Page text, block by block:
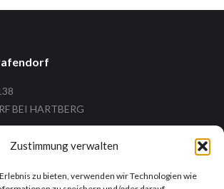
Zustimmung verwalten
zu bieten, verwenden wir Technologien wie
BEI HARTBERG
12